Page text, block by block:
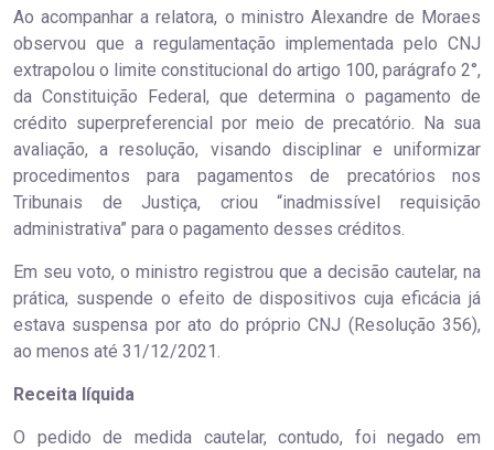
Ao acompanhar a relatora, o ministro Alexandre de Moraes
observou que a regulamentação implementada pelo CNJ
extrapolou o limite constitucional do artigo 100, parágrafo 2°,
da Constituição Federal, que determina o pagamento de
crédito superpreferencial por meio de precatório. Na sua
avaliação, a resolução, visando disciplinar e uniformizar
procedimentos para pagamentos de precatórios nos
Tribunais de Justiça, criou “inadmissível requisição
administrativa” para o pagamento desses créditos.
Em seu voto, o ministro registrou que a decisão cautelar, na
prática, suspende o efeito de dispositivos cuja eficácia já
estava suspensa por ato do próprio CNJ (Resolução 356),
ao menos até 31/12/2021.
Receita líquida
O pedido de medida cautelar, contudo, foi negado em